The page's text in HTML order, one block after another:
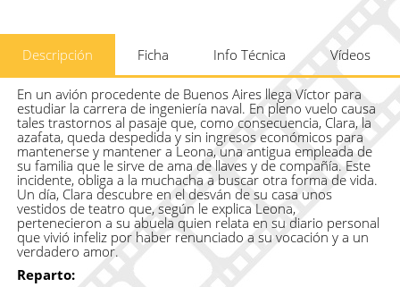
Descripción Ficha Info Técnica Vídeos
En un avión procedente de Buenos Aires llega Víctor para
estudiar la carrera de ingeniería naval. En pleno vuelo causa
tales trastornos al pasaje que, como consecuencia, Clara, la
azafata, queda despedida y sin ingresos económicos para
mantenerse y mantener a Leona, una antigua empleada de
su familia que le sirve de ama de llaves y de compañía. Este
incidente, obliga a la muchacha a buscar otra forma de vida.
Un día, Clara descubre en el desván de su casa unos
vestidos de teatro que, según le explica Leona,
pertenecieron a su abuela quien relata en su diario personal
que vivió infeliz por haber renunciado a su vocación y a un
verdadero amor.
Reparto: